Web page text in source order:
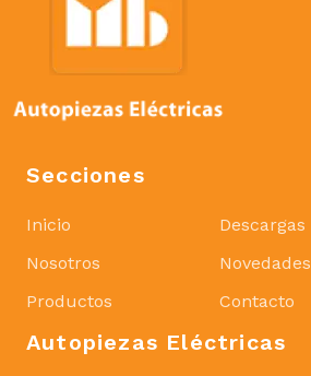
Secciones
Inicio
Nosotros
Productos
Descargas
Novedades
Contacto
Autopiezas Eléctricas